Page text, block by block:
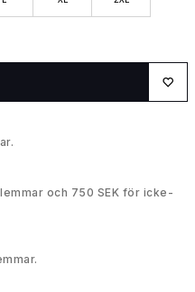
och 750 SEK för icke-